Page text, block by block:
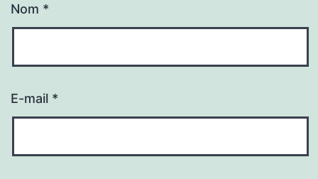
Nom *
E-mail *